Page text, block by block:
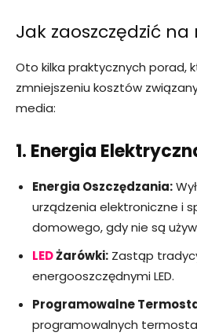
Jak zaoszczędzić
Oto kilka praktycznych porad,
zmniejszeniu kosztów
media:
1. Energia
Energia Oszczędzania:
urządzenia elektroniczne i
domowego, gdy nie są
LEDŻarówki: Zastąp
energooszczędnymi LED.
Programowalne
programowalnych